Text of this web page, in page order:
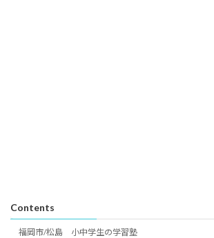
Contents
福岡市/松島 小中学生の学習塾